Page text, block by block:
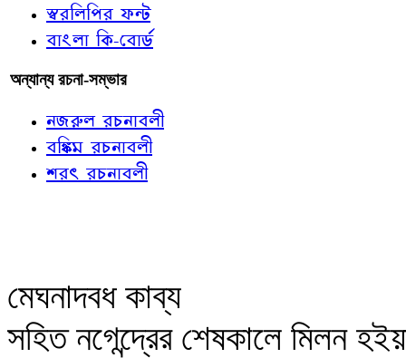
স্বরলিপির ফন্ট
বাংলা কি-বোর্ড
অন্যান্য রচনা-সম্ভার
নজরুল রচনাবলী
বঙ্কিম রচনাবলী
শরৎ রচনাবলী
মেঘনাদবধ কাব্য
সহিত নগেন্দ্রের শেষকালে মিলন